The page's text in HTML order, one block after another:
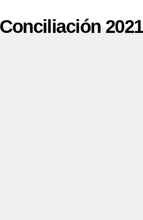
2021